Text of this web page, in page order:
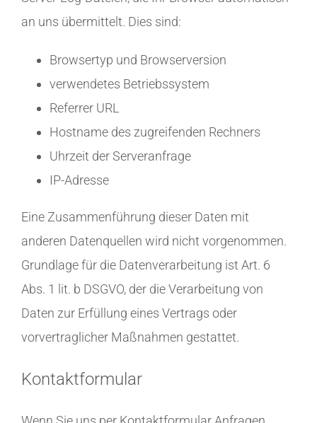
an uns übermittelt. Dies sind:
Browsertyp und Browserversion
verwendetes Betriebssystem
Referrer URL
Hostname des zugreifenden Rechners
Uhrzeit der Serveranfrage
IP-Adresse
Eine Zusammenführung dieser Daten mit
anderen Datenquellen wird nicht vorgenommen.
Grundlage für die Datenverarbeitung ist Art. 6
Abs. 1 lit. b DSGVO, der die Verarbeitung von
Daten zur Erfüllung eines Vertrags oder
vorvertraglicher Maßnahmen gestattet.
Kontaktformular